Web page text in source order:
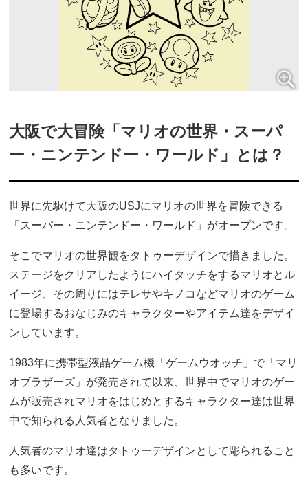
大阪で大冒険「マリオの世界・スーパ
ー・ニンテンドー・ワールド」とは？
世界に先駆けて大阪のUSJにマリオの世界を冒険できる
「スーパー・ニンテンドー・ワールド」がオープンです。
そこでマリオの世界観をタトゥーデザインで描きました。
ステージをクリアしたようにハイタッチをするマリオとル
イージ、その周りにはテレサやキノコなどマリオのゲーム
に登場するおなじみのキャラクターやアイテム達をデザイ
ンしています。
1983年に携帯型液晶ゲーム機「ゲームウオッチ」で「マリ
オブラザーズ」が発売されて以来、世界中でマリオのゲー
ムが販売されマリオをはじめとするキャラクター達は世界
中で知られる人気者となりました。
人気者のマリオ達はタトゥーデザインとして彫られること
も多いです。